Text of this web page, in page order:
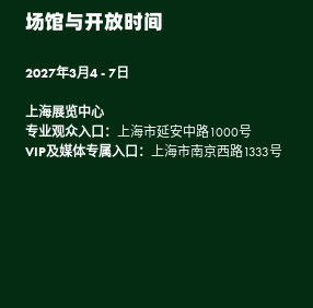
场馆与开放时间
2027年3月4 - 7日
上海展览中心
专业观众入口： 上海市延安中路1000号
VIP及媒体专属入口： 上海市南京西路1333号